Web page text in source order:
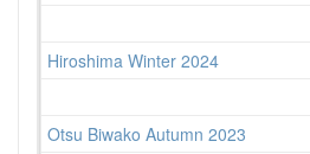
Hiroshima Winter 2024
Otsu Biwako Autumn 2023